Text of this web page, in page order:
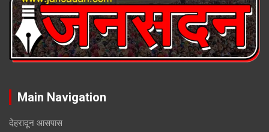
Main Navigation
देहरादून आसपास